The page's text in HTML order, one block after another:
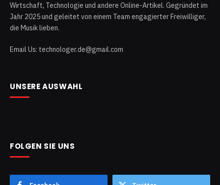
Wirtschaft, Technologie und andere Online-Artikel. Gegründet im
Jahr 2025 und geleitet von einem Team engagierter Freiwilliger,
die Musik lieben.
Email Us: technologer.de@gmail.com
UNSERE AUSWAHL
FOLGEN SIE UNS